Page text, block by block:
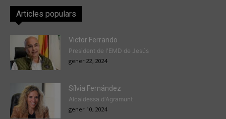
Articles populars
Victor Ferrando
President de l'EMD de Jesús
gener 22, 2024
Sílvia Fernández
Alcaldessa d'Agramunt
gener 10, 2024